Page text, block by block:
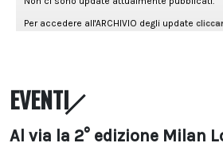
EVENTI
Al via la 2° edizione Milan